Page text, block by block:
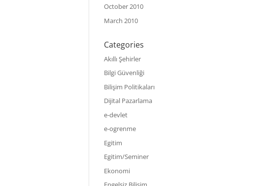
October 2010
March 2010
Categories
Akıllı Şehirler
Bilgi Güvenliği
Bilişim Politikaları
Dijital Pazarlama
e-devlet
e-ogrenme
Egitim
Egitim/Seminer
Ekonomi